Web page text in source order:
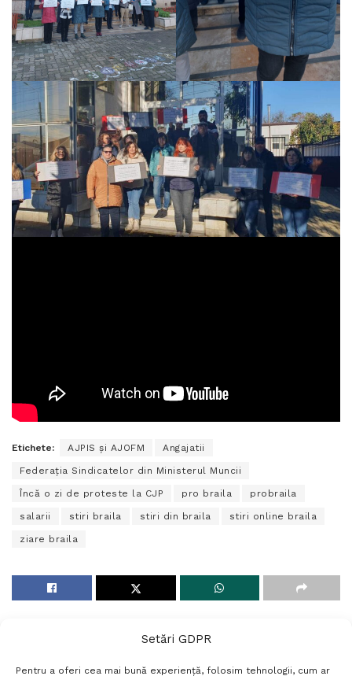
Setări GDPR
Pentru a oferi cea mai bună experiență, folosim tehnologii, cum ar
Etichete: AJPIS și AJOFM Angajatii
Federația Sindicatelor din Ministerul Muncii
Încă o zi de proteste la CJP pro braila probraila
salarii stiri braila stiri din braila stiri online braila
ziare braila